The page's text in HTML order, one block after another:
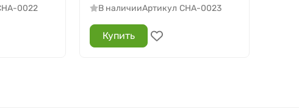
0022 В наличииАртикул CHA-0023
Купить